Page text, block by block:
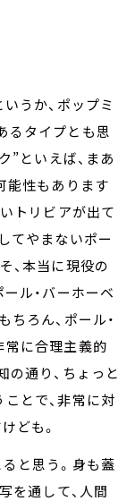
うか、ポップミ
るタイプとも思
”といえば、まあ
能性もあります
いトリビアが出て
てやまないポー
、本当に現役の
ル・バーホーベ
ろん、ポール・
常に合理主義的
の通り、ちょっと
とで、非常に対
ども。
と思う。身も蓋
を通して、人間